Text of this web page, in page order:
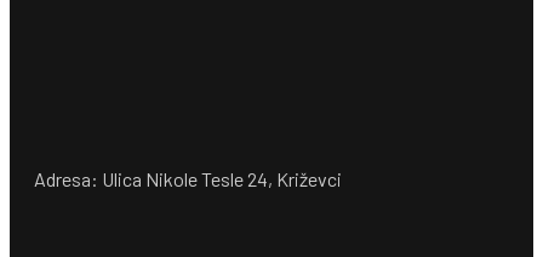
Adresa: Ulica Nikole Tesle 24, Križevci